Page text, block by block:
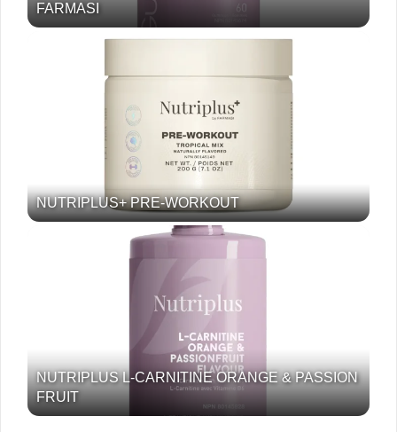
FARMASI
NUTRIPLUS+ PRE-WORKOUT
NUTRIPLUS L-CARNITINE ORANGE & PASSION
FRUIT